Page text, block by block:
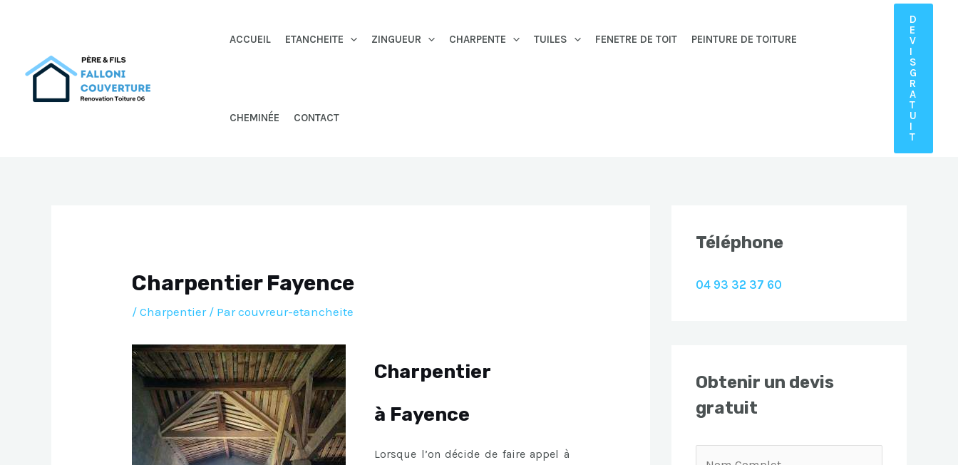
ACCUEIL ETANCHEITE ZINGUEUR CHARPENTE TUILES FENETRE DE TOIT PEINTURE DE TOITURE
CHEMINÉE CONTACT
D
E
V
I
S
G
R
A
T
U
I
T
Charpentier Fayence
/Charpentier/ Parcouvreur-etancheite
Charpentier
à Fayence
Lorsque l’on décide de faire appel à
Téléphone
04 93 32 37 60
Obtenir un devis
gratuit